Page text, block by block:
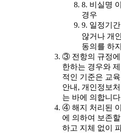
8. 비실명
경우
9. 일정기
않거나 개
동의를 하
③ 전항의 규정에
한하는 경우와
적인 기준은 교
안내, 개인정보
는 바에 의합니
④ 해지 처리된
에 의하여 보존
하고 지체 없이